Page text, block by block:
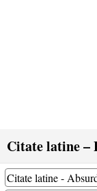
Citate latine –
Citate latine -